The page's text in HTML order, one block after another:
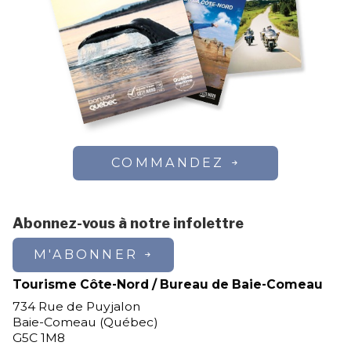
COMMANDEZ
Abonnez-vous à notre infolettre
M'ABONNER
Tourisme Côte-Nord / Bureau de Baie-Comeau
734 Rue de Puyjalon
Baie-Comeau (Québec)
G5C 1M8